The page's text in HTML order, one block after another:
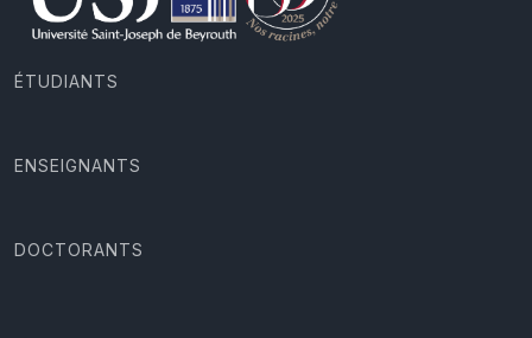
ÉTUDIANTS
ENSEIGNANTS
DOCTORANTS